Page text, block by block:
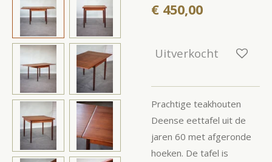
€ 450,00
Uitverkocht
Prachtige teakhouten
Deense eettafel uit de
jaren 60 met afgeronde
hoeken. De tafel is